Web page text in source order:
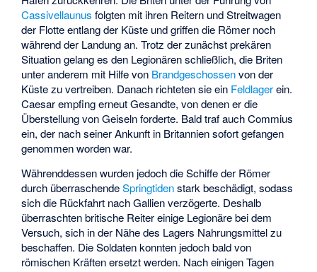
Cassivellaunus folgten mit ihren Reitern und Streitwagen
der Flotte entlang der Küste und griffen die Römer noch
während der Landung an. Trotz der zunächst prekären
Situation gelang es den Legionären schließlich, die Briten
unter anderem mit Hilfe von Brandgeschossenvon der
Küste zu vertreiben. Danach richteten sie ein Feldlagerein.
Caesar empfing erneut Gesandte, von denen er die
Überstellung von Geiseln forderte. Bald traf auch Commius
ein, der nach seiner Ankunft in Britannien sofort gefangen
genommen worden war.
Währenddessen wurden jedoch die Schiffe der Römer
durch überraschendeSpringtidenstark beschädigt, sodass
sich die Rückfahrt nach Gallien verzögerte. Deshalb
überraschten britische Reiter einige Legionäre bei dem
Versuch, sich in der Nähe des Lagers Nahrungsmittel zu
beschaffen. Die Soldaten konnten jedoch bald von
römischen Kräften ersetzt werden. Nach einigen Tagen